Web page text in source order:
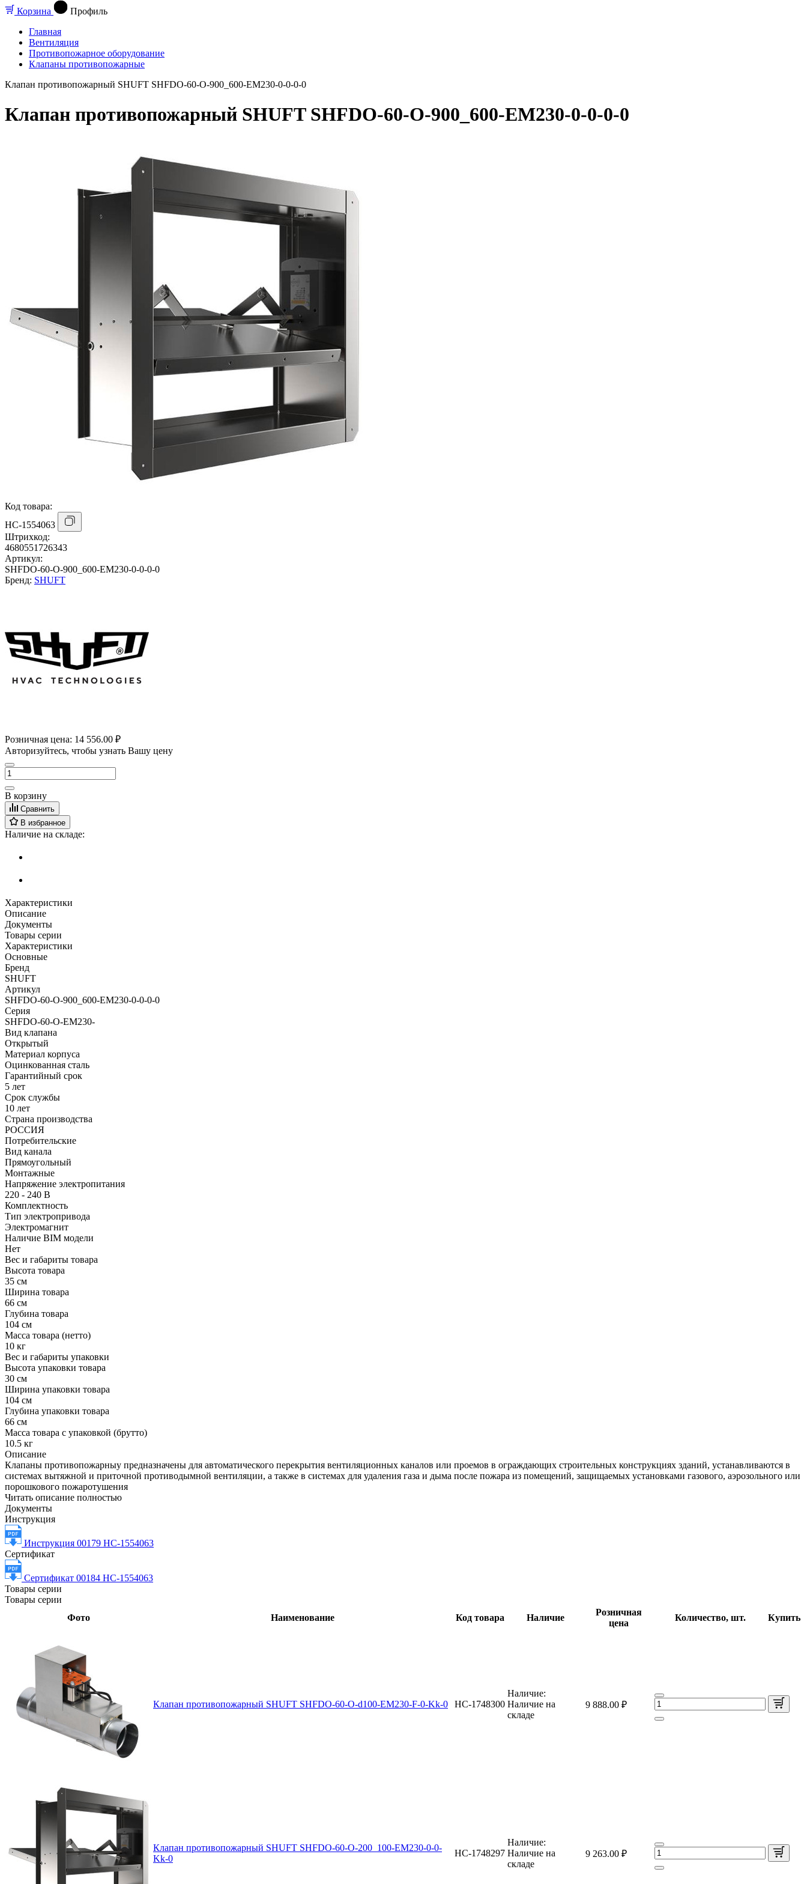
Корзина
Профиль
Главная
Вентиляция
Противопожарное оборудование
Клапаны противопожарные
Клапан противопожарный SHUFT SHFDO-60-O-900_600-EM230-0-0-0-0
Клапан противопожарный SHUFT SHFDO-60-O-900_600-EM230-0-0-0-0
Код товара:
НС-1554063
Штрихкод:
4680551726343
Артикул:
SHFDO-60-O-900_600-EM230-0-0-0-0
Бренд: SHUFT
Розничная цена: 14 556.00 ₽
Авторизуйтесь, чтобы узнать Вашу цену
В корзину
Сравнить
В избранное
Наличие на складе:
Характеристики
Описание
Документы
Товары серии
Характеристики
Основные
Бренд
SHUFT
Артикул
SHFDO-60-O-900_600-EM230-0-0-0-0
Серия
SHFDO-60-O-EM230-
Вид клапана
Открытый
Материал корпуса
Оцинкованная сталь
Гарантийный срок
5 лет
Срок службы
10 лет
Страна производства
РОССИЯ
Потребительские
Вид канала
Прямоугольный
Монтажные
Напряжение электропитания
220 - 240 В
Комплектность
Тип электропривода
Электромагнит
Наличие BIM модели
Нет
Вес и габариты товара
Высота товара
35 см
Ширина товара
66 см
Глубина товара
104 см
Масса товара (нетто)
10 кг
Вес и габариты упаковки
Высота упаковки товара
30 см
Ширина упаковки товара
104 см
Глубина упаковки товара
66 см
Масса товара с упаковкой (брутто)
10.5 кг
Описание
Клапаны противопожарныу предназначены для автоматического перекрытия вентиляционных каналов или проемов в ограждающих строительных конструкциях зданий, устанавливаются в
системах вытяжной и приточной противодымной вентиляции, а также в системах для удаления газа и дыма после пожара из помещений, защищаемых установками газового, аэрозольного или
порошкового пожаротушения
Читать описание полностью
Документы
Инструкция
Инструкция 00179 НС-1554063
Сертификат
Сертификат 00184 НС-1554063
Товары серии
Товары серии
Фото
Наименование Код товара Наличие
Розничная
цена
Количество, шт. Купить
Клапан противопожарный SHUFT SHFDO-60-O-d100-EM230-F-0-Kk-0 НС-1748300
Наличие:
Наличие на
складе
9 888.00 ₽
Клапан противопожарный SHUFT SHFDO-60-O-200_100-EM230-0-0-
Kk-0
НС-1748297
Наличие:
Наличие на
складе
9 263.00 ₽